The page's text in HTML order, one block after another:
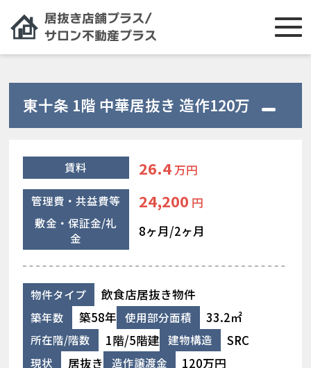
東十条 1階 中華居抜き 造作120万
賃料 26.4 万円
管理費・共益費等 24,200 円
敷金・保証金/礼
金
8ヶ月/2ヶ月
物件タイプ 飲食店居抜き物件
築年数 築58年 使用部分面積 33.2㎡
所在階/階数 1階/5階建 建物構造 SRC
現状 居抜き 造作譲渡金 120万円